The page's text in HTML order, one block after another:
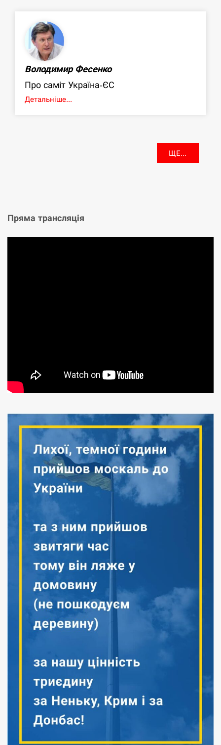
Володимир Фесенко
Про саміт Україна-ЄС
Детальніше...
ЩЕ...
Пряма трансляція